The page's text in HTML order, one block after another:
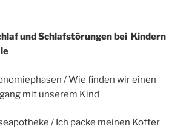
und Schlafstörungen bei Kindern
/ Wie finden wir einen
mit unserem Kind
/ Ich packe meinen Koffer